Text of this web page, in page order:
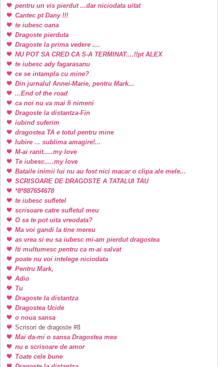
pentru un vis pierdut ...dar niciodata uitat
Cantec pt Dany !!!
te iubesc oana
Dragoste pierduta
Dragoste la prima vedere ....
NU POT SA CRED CA S-A TERMINAT....!!pt ALEX
te iubesc ady fagarasanu
ce se intampla cu mine?
Din jurnalul Annei-Marie, pentru Mark...
...End of the road
ca noi nu va mai fi nimeni
Dragoste la distantza-Fin
iubind suferim
dragostea TA e totul pentru mine
Iubire ... sublima amagire!...
M-ai ranit.....my love
Te iubesc.....my love
Bataile inimii lui nu au fost nici macar o clipa ale mele...
SCRISOARE DE DRAGOSTE A TATALUI TAU
*8*887654678
te iubesc sufletel
scrisoare catre sufletul meu
O sa te pot uita vreodata?
Ma voi gandi la tine mereu
as vrea si eu sa iubesc mi-am pierdut dragostea
Iti multumesc pentru ca m-ai salvat
poate nu voi intelege niciodata
Pentru Mark,
Adio
Tu
Dragoste la distantza
Dragostea Ucide
o noua sansa
Scrisori de dragoste #8
Mai da-mi o sansa Dragostea mea
nu e scrisoare de amor
Toate cele bune